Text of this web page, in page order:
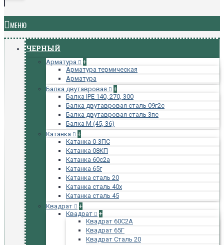
МЕНЮ
ЧЕРНЫЙ
Арматура
+
Арматура термическая
Арматура
Балка двутавровая
+
Балка IPE 140, 270, 300
Балка двутавровая сталь 09г2с
Балка двутавровая сталь 3пс
Балка М (45, 36)
Катанка
+
Катанка 0-3ПС
Катанка 08КП
Катанка 60с2а
Катанка 65г
Катанка сталь 20
Катанка сталь 40х
Катанка сталь 45
Квадрат
+
Квадрат
+
Квадрат 60С2А
Квадрат 65Г
Квадрат Сталь 20